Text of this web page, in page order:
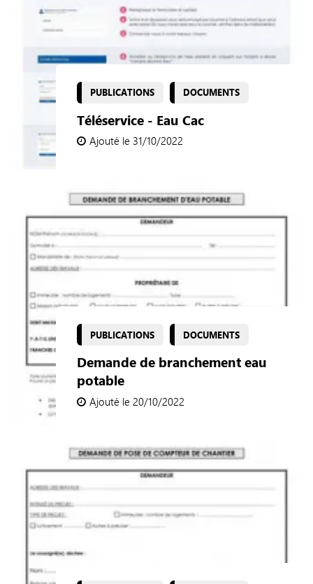
PUBLICATIONS DOCUMENTS
Téléservice - Eau Cac
Ajouté le 31/10/2022
PUBLICATIONS DOCUMENTS
Demande de branchement eau
potable
Ajouté le 20/10/2022